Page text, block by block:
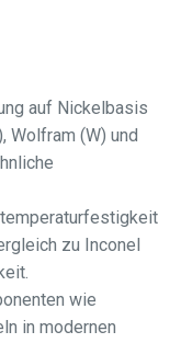
auf Nickelbasis
Wolfram (W) und
zu Inconel
wie
in modernen